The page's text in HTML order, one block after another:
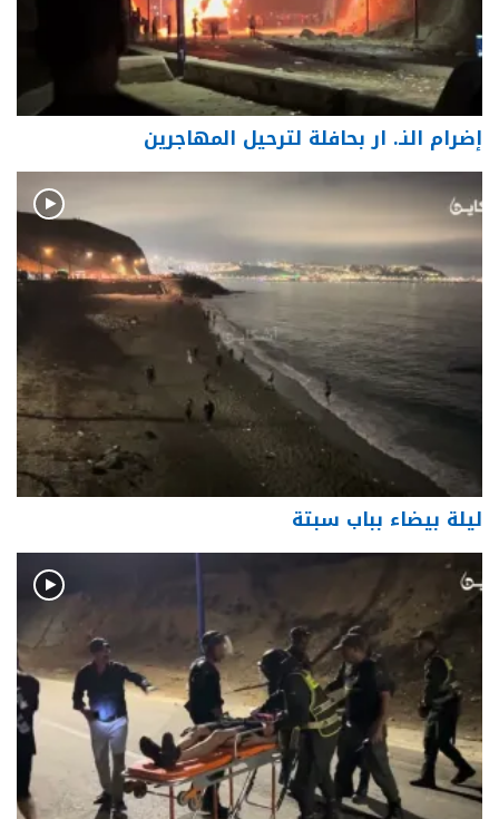
إضرام النـ. ار بحافلة لترحيل المهاجرين
ليلة بيضاء بباب سبتة